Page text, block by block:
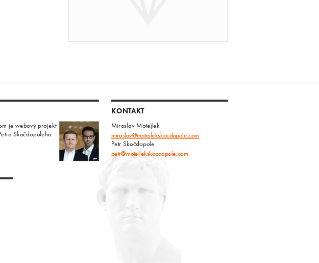
je webový projekt
Skočdopoleho
KONTAKT
Miroslav Motejlek
miroslav@motejlekskocdopole.com
Petr Skočdopole
petr@motejlekskocdopole.com